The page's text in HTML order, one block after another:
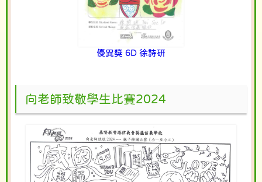
優異獎 6D 徐詩研
向老師致敬學生比賽2024